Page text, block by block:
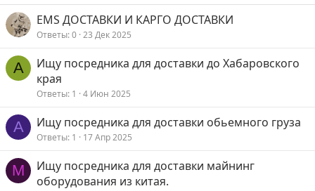
EMS ДОСТАВКИ И КАРГО ДОСТАВКИ
Ответы 0 23 Дек 2025
А
Ищу посредника для доставки до Хабаровского
края
Ответы 1 4 Июн 2025
A Ищу посредника для доставки обьемного груза
Ответы 1 17 Апр 2025
M
Ищу посредника для доставки майнинг
оборудования из китая.